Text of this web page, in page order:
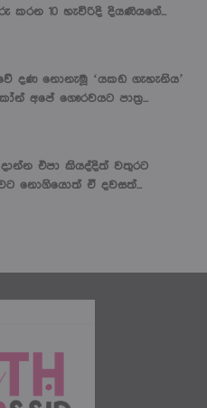
කරන 10 හැවිරිදි දියණියගේ...
දණ නොනැමූ ‘යකඩ ගැහැනිය’
අපේ ගෞරවයට පාත්‍ර...
එපා කියද්දිත් වතුරට
නොගියොත් ඒ දවසත්...